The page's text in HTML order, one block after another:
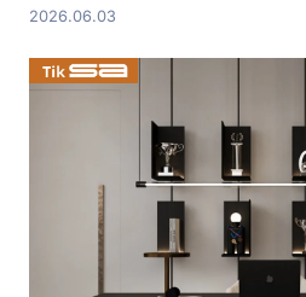
2026.06.03